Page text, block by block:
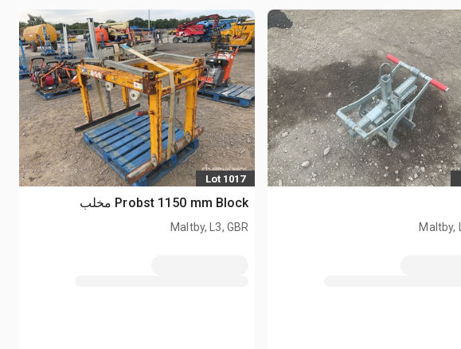
Maltby,
Lot 1017
Probst 1150 mm Block مخلب
Maltby, L3, GBR